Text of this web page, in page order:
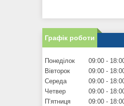
Графік роботи
Понеділок 09:00
Вівторок
09:00
Середа
09:00
Четвер
09:00
Пʼятниця
09:00